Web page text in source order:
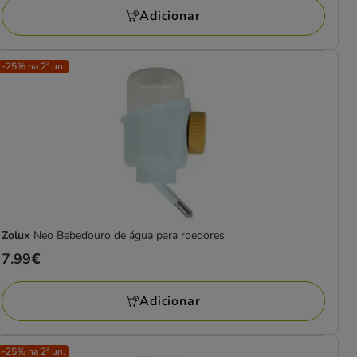
a
5.79€
Adicionar
-25% na 2ª un.
Zolux Neo Bebedouro de água para roedores
Preço
7.99€
7.99€
Adicionar
-25% na 2ª un.